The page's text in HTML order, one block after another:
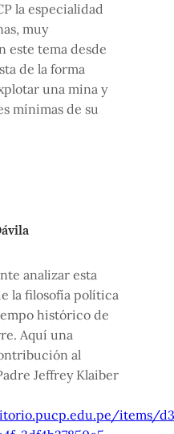
la especialidad
muy
este tema desde
de la forma
una mina y
mínimas de su
analizar esta
la filosofía política
histórico de
Aquí una
al
Jeffrey Klaiber
items/